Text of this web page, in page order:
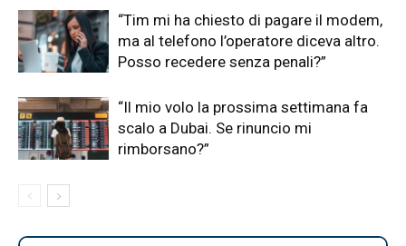
“Tim mi ha chiesto di pagare il modem,
ma al telefono l’operatore diceva altro.
Posso recedere senza penali?”
“Il mio volo la prossima settimana fa
scalo a Dubai. Se rinuncio mi
rimborsano?”